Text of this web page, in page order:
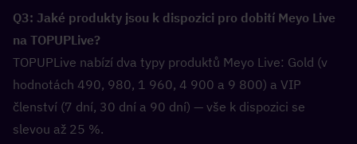
Q3: Jaké produkty jsou k dispozici pro dobití Meyo Live
na TOPUPLive?
TOPUPLive nabízí dva typy produktů Meyo Live: Gold (v
hodnotách 490, 980, 1 960, 4 900 a 9 800) a VIP
členství (7 dní, 30 dní a 90 dní) — vše k dispozici se
slevou až 25 %.